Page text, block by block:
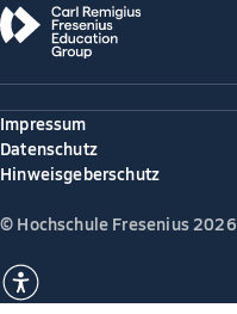
Impressum
Datenschutz
Hinweisgeberschutz
© Hochschule Fresenius 2026